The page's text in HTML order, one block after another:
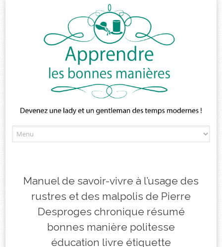
to
Manuel de savoir-vivre à l’usage des
rustres et des malpolis de Pierre
Desproges chronique résumé
bonnes manière politesse
éducation livre étiquette